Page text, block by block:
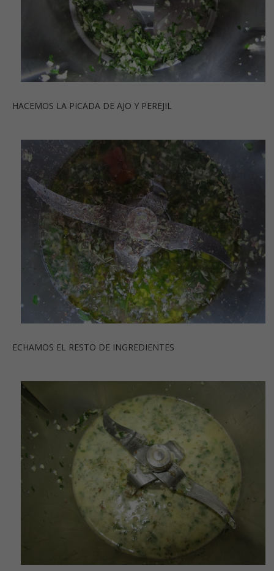
HACEMOS LA PICADA DE AJO Y PEREJIL
ECHAMOS EL RESTO DE INGREDIENTES